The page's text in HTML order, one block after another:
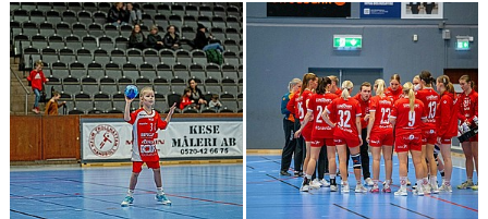
KALENDER
HEMMAMATCHER
BILDGALLERI
MATCHER
BLI MEDLEM